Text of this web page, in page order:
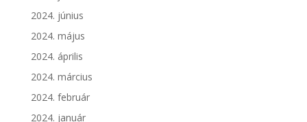
2024. június
2024. május
2024. április
2024. március
2024. február
2024. január